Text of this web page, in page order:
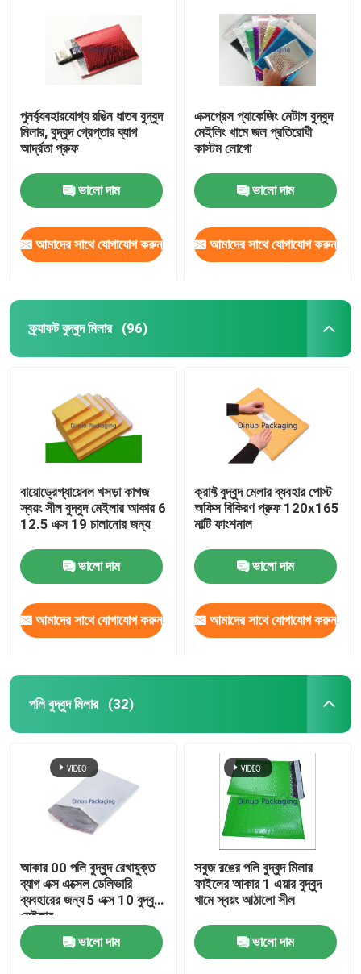
পুনর্ব্যবহারযোগ্য রঙিন ধাতব বুদ্বুদ
মিলার, বুদ্বুদ গ্রেপ্তার ব্যাগ
আর্দ্রতা প্রুফ
ভালো দাম
আমাদের সাথে যোগাযোগ করুন
এক্সপ্রেস প্যাকেজিং মেটাল বুদ্বুদ
মেইলিং খামে জল প্রতিরোধী
কাস্টম লোগো
ভালো দাম
আমাদের সাথে যোগাযোগ করুন
ক্র্যাফট বুদ্বুদ মিলার (96)
বায়োড্রেগ্যায়েবল খসড়া কাগজ
স্বয়ং সীল বুদ্বুদ মেইলার আকার 6
12.5 এক্স 19 চালানোর জন্য
ভালো দাম
আমাদের সাথে যোগাযোগ করুন
ক্রাফ্ট বুদ্বুদ মেলার ব্যবহার পোস্ট
অফিস বিকিরণ প্রুফ 120x165
মাল্টি ফাংশনাল
ভালো দাম
আমাদের সাথে যোগাযোগ করুন
পলি বুদ্বুদ মিলার (32)
আকার 00 পলি বুদ্বুদ রেখাযুক্ত
ব্যাগ এক্স এক্সেল ডেলিভারি
ব্যবহারের জন্য 5 এক্স 10 বুদ্বুদ
মেইলার
ভালো দাম
সবুজ রঙের পলি বুদ্বুদ মিলার
ফাইলের আকার 1 এয়ার বুদ্বুদ
খামে স্বয়ং আঠালো সীল
ভালো দাম